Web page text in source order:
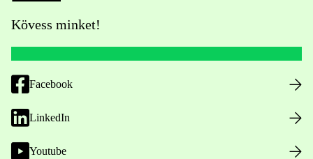
Kövess minket!
Facebook
LinkedIn
Youtube